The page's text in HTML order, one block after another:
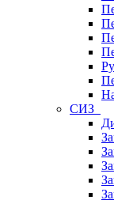
СИЗ